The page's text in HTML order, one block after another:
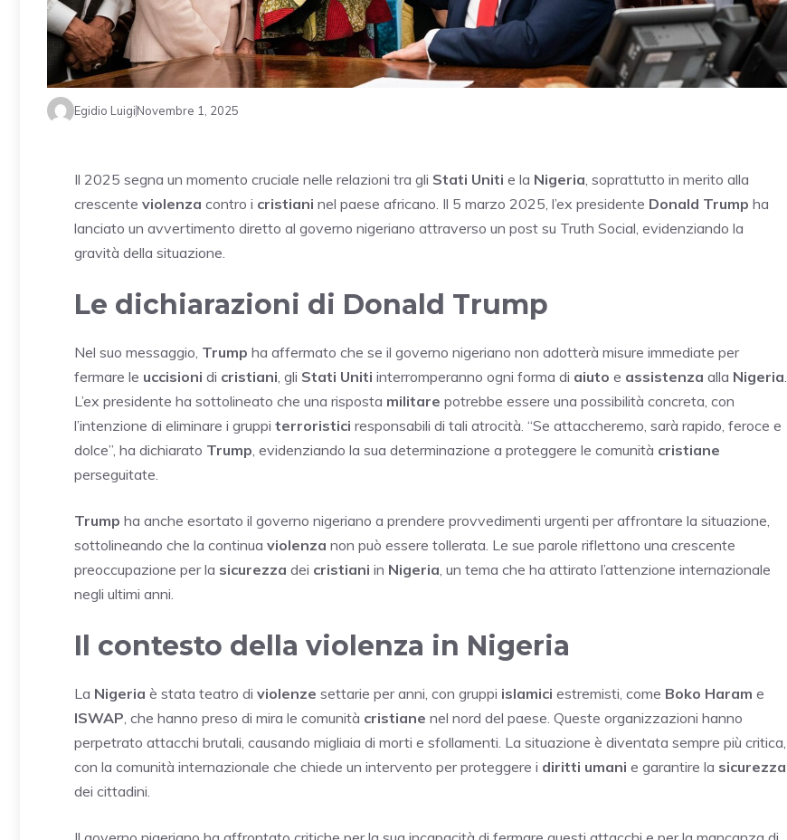
Egidio LuigiNovembre 1, 2025
Il 2025 segna un momento cruciale nelle relazioni tra gli Stati Uniti e la Nigeria, soprattutto in merito alla
crescente violenza contro i cristiani nel paese africano. Il 5 marzo 2025, l’ex presidente Donald Trump ha
lanciato un avvertimento diretto al governo nigeriano attraverso un post su Truth Social, evidenziando la
gravità della situazione.
Le dichiarazioni di Donald Trump
Nel suo messaggio, Trump ha affermato che se il governo nigeriano non adotterà misure immediate per
fermare le uccisioni di cristiani, gli Stati Uniti interromperanno ogni forma di aiuto e assistenza alla Nigeria.
L’ex presidente ha sottolineato che una risposta militare potrebbe essere una possibilità concreta, con
l’intenzione di eliminare i gruppi terroristici responsabili di tali atrocità. “Se attaccheremo, sarà rapido, feroce e
dolce”, ha dichiarato Trump, evidenziando la sua determinazione a proteggere le comunità cristiane
perseguitate.
Trump ha anche esortato il governo nigeriano a prendere provvedimenti urgenti per affrontare la situazione,
sottolineando che la continua violenza non può essere tollerata. Le sue parole riflettono una crescente
preoccupazione per la sicurezza dei cristiani in Nigeria, un tema che ha attirato l’attenzione internazionale
negli ultimi anni.
Il contesto della violenza in Nigeria
La Nigeria è stata teatro di violenze settarie per anni, con gruppi islamici estremisti, come Boko Haram e
ISWAP, che hanno preso di mira le comunità cristiane nel nord del paese. Queste organizzazioni hanno
perpetrato attacchi brutali, causando migliaia di morti e sfollamenti. La situazione è diventata sempre più critica,
con la comunità internazionale che chiede un intervento per proteggere i diritti umani e garantire la sicurezza
dei cittadini.